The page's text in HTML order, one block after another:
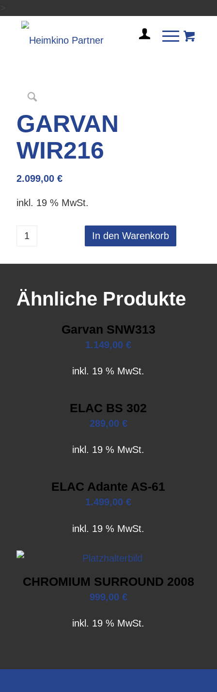
GARVAN
WIR216
2.099,00 €
inkl. 19 % MwSt.
In den Warenkorb
Ähnliche Produkte
Garvan SNW313
1.149,00€
inkl. 19 % MwSt.
ELAC BS 302
289,00 €
inkl. 19 % MwSt.
ELAC Adante AS-61
1.499,00€
inkl. 19 % MwSt.
CHROMIUM SURROUND 2008
999,00 €
inkl. 19 % MwSt.